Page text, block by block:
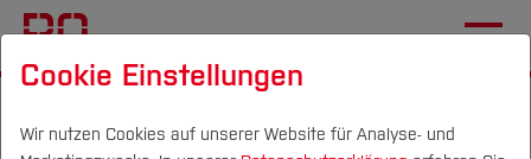
Kapitel 6: Realweltmodelle
6.1 Realweltobjekte
Cookie Einstellungen
Wir nutzen Cookies auf unserer Website für Analyse- und